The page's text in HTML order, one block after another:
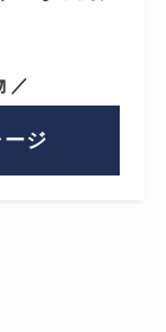
／
ジ